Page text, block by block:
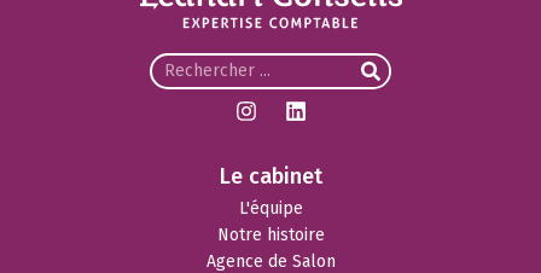
Le cabinet
L'équipe
Notre histoire
Agence de Salon